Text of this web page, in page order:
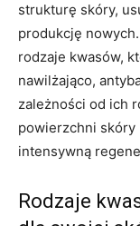
strukturę skóry,
produkcję
rodzaje kwasów,
nawilżająco,
zależności od ich
powierzchni skóry
intensywną
Rodzaje